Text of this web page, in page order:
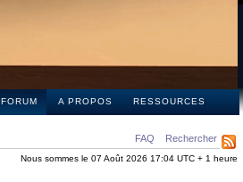
FORUM A PROPOS RESSOURCES
FAQ Rechercher
Nous sommes le 07 Août 2026 17:04 UTC + 1 heure